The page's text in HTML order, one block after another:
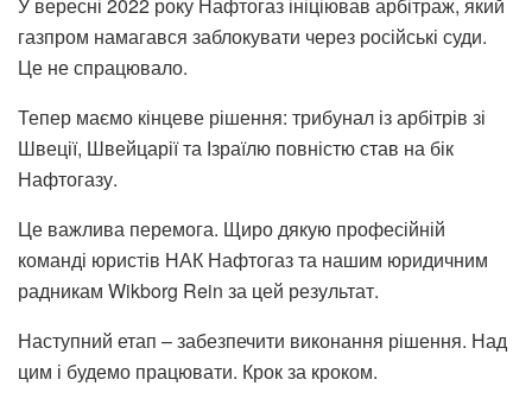
газпром намагався заблокувати через російські суди.
Це не спрацювало.
Тепер маємо кінцеве рішення: трибунал із арбітрів зі
Швеції, Швейцарії та Ізраїлю повністю став на бік
Нафтогазу.
Це важлива перемога. Щиро дякую професійній
команді юристів НАК Нафтогаз та нашим юридичним
радникам Wikborg Rein за цей результат.
Наступний етап – забезпечити виконання рішення. Над
цим і будемо працювати. Крок за кроком.